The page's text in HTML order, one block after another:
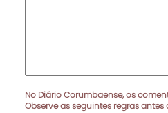
No Diário Corumbaense, os
Observe as seguintes regras